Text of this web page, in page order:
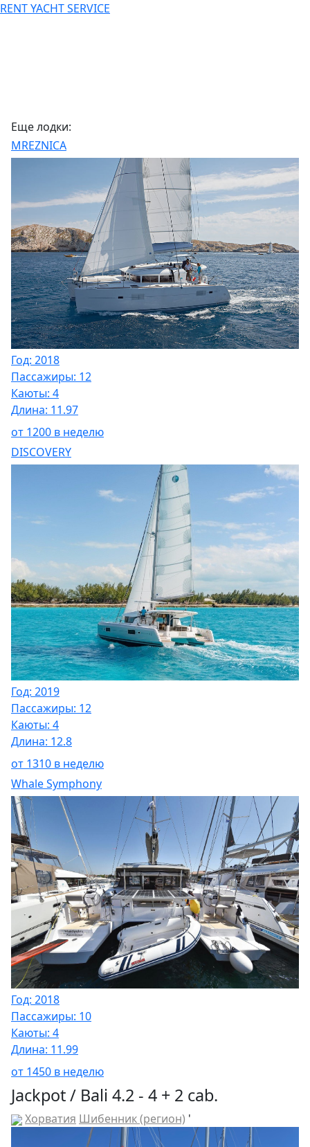
RENT YACHT SERVICE
Еще лодки:
MREZNICA
Год: 2018
Пассажиры: 12
Каюты: 4
Длина: 11.97
от 1200 в неделю
DISCOVERY
Год: 2019
Пассажиры: 12
Каюты: 4
Длина: 12.8
от 1310 в неделю
Whale Symphony
Год: 2018
Пассажиры: 10
Каюты: 4
Длина: 11.99
от 1450 в неделю
Jackpot / Bali 4.2 - 4 + 2 cab.
Хорватия Шибенник (регион) '